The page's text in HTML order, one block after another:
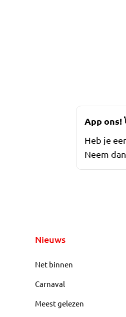
App ons!
Heb je
Neem
Nieuws
Net binnen
Carnaval
Meest gelezen